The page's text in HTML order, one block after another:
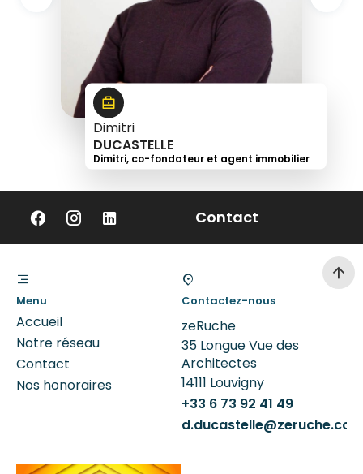
Dimitri
DUCASTELLE
Dimitri, co-fondateur et agent immobilier
+33
92
41
49
Contact
Menu
Accueil
Notre réseau
Contact
Nos honoraires
Contactez-nous
zeRuche
35 Longue Vue des
Architectes
14111 Louvigny
+33 6 73 92 41 49
d.ducastelle@zeruche.com